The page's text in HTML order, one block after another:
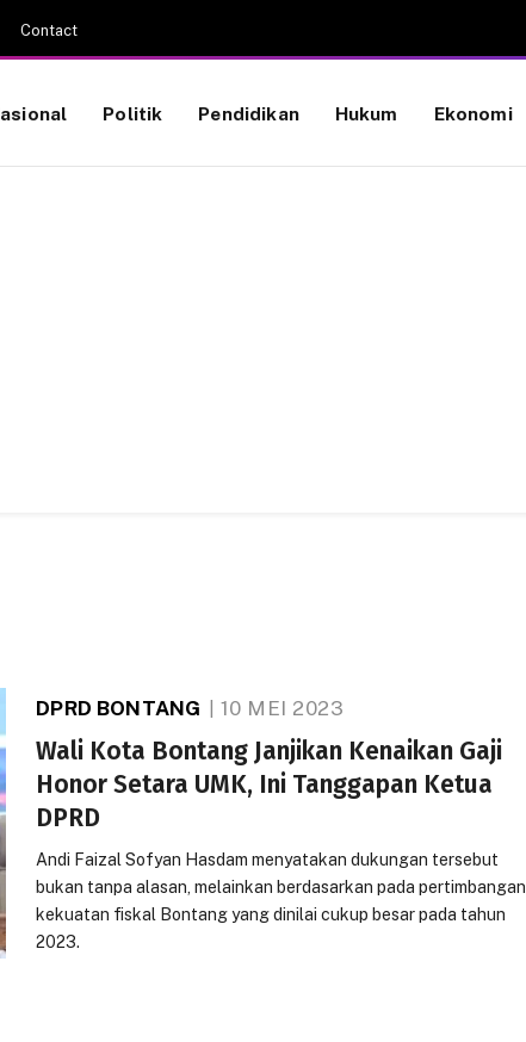
Contact
Politik Pendidikan Hukum Ekonomi
DPRD BONTANG 10 MEI 2023
Wali Kota Bontang Janjikan Kenaikan Gaji
Honor Setara UMK, Ini Tanggapan Ketua
DPRD
Andi Faizal Sofyan Hasdam menyatakan dukungan tersebut
bukan tanpa alasan, melainkan berdasarkan pada pertimbangan
kekuatan fiskal Bontang yang dinilai cukup besar pada tahun
2023.